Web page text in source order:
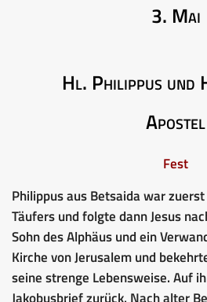
3. Mai
Hl. Philippus und
Apostel
Fest
Philippus aus Betsaida war zuerst
Täufers und folgte dann Jesus
Sohn des Alphäus und ein
Kirche von Jerusalem und
seine strenge Lebensweise. Auf